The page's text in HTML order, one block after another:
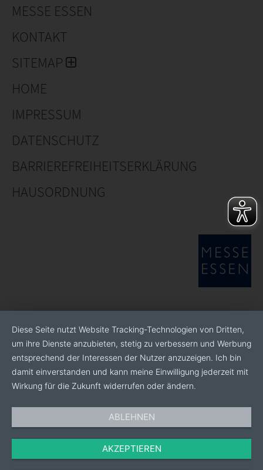
MESSE ESSEN
KONTAKT
SITEMAP
HOME
IMPRESSUM
DATENSCHUTZ
BARRIEREFREIHEITSERKLÄRUNG
HAUSORDNUNG
Diese Seite nutzt Website Tracking-Technologien von Dritten,
um ihre Dienste anzubieten, stetig zu verbessern und Werbung
entsprechend der Interessen der Nutzer anzuzeigen. Ich bin
damit einverstanden und kann meine Einwilligung jederzeit mit
Wirkung für die Zukunft widerrufen oder ändern.
ABLEHNEN
AKZEPTIEREN